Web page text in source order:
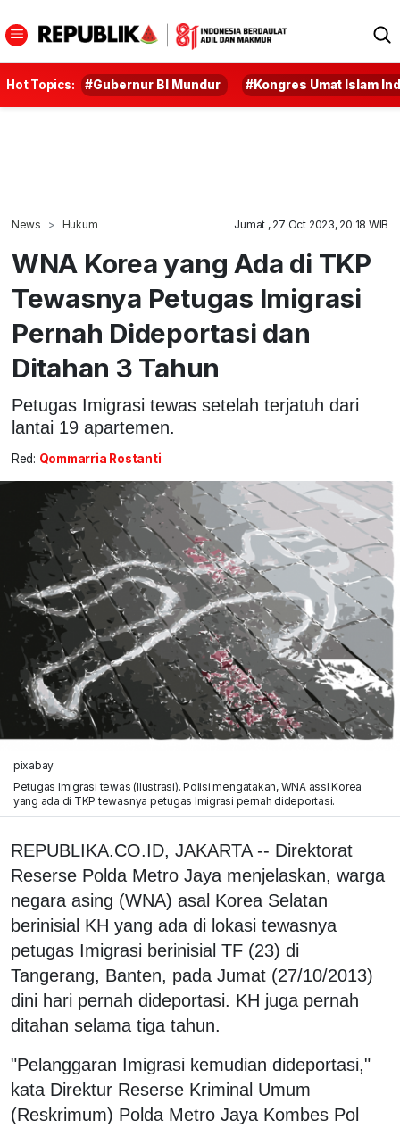
Hot Topics: #Gubernur BI Mundur #Kongres Umat Islam
News Hukum Jumat , 27 Oct 2023, 20:18 WIB
WNA Korea yang Ada di TKP
Tewasnya Petugas Imigrasi
Pernah Dideportasi dan
Ditahan 3 Tahun
Petugas Imigrasi tewas setelah terjatuh dari
lantai 19 apartemen.
Red: Qommarria Rostanti
pixabay
Petugas Imigrasi tewas (Ilustrasi). Polisi mengatakan, WNA assl Korea
yang ada di TKP tewasnya petugas Imigrasi pernah dideportasi.
REPUBLIKA.CO.ID, JAKARTA -- Direktorat
Reserse Polda Metro Jaya menjelaskan, warga
negara asing (WNA) asal Korea Selatan
berinisial KH yang ada di lokasi tewasnya
petugas Imigrasi berinisial TF (23) di
Tangerang, Banten, pada Jumat (27/10/2013)
dini hari pernah dideportasi. KH juga pernah
ditahan selama tiga tahun.
"Pelanggaran Imigrasi kemudian dideportasi,"
kata Direktur Reserse Kriminal Umum
(Reskrimum) Polda Metro Jaya Kombes Pol